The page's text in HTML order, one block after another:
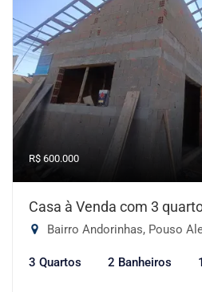
R$ 600.000
Casa à Venda com 3
Bairro Andorinhas, Pouso
3 Quartos 2 Banheiros